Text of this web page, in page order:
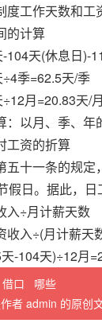
工作天数和工
的计算
104天(休息日)-
季=62.5天/季
月=20.83天/月
以月、季、年
工资的折算
五十一条的规
假日。据此，日
入÷月计薪天数
入÷(月计薪天
-104天)÷12月
借口
哪些
者 admin 的原创